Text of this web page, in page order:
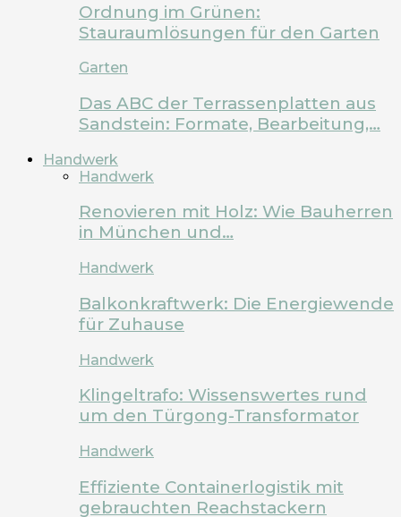
Ordnung im Grünen:
Stauraumlösungen für den Garten
Garten
Das ABC der Terrassenplatten aus
Sandstein: Formate, Bearbeitung,…
Handwerk
Handwerk
Renovieren mit Holz: Wie Bauherren
in München und…
Handwerk
Balkonkraftwerk: Die Energiewende
für Zuhause
Handwerk
Klingeltrafo: Wissenswertes rund
um den Türgong-Transformator
Handwerk
Effiziente Containerlogistik mit
gebrauchten Reachstackern